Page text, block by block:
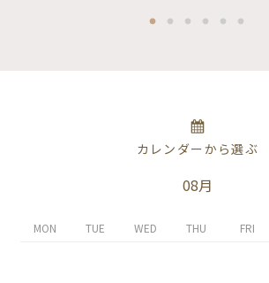
カレンダーから選ぶ
08月
MON TUE WED THU FRI